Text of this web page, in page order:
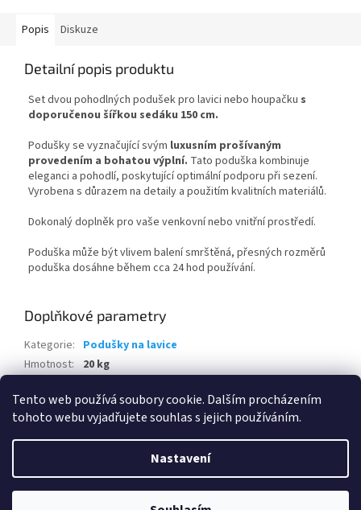
Tento web používá soubory cookie. Dalším procházením
tohoto webu vyjadřujete souhlas s jejich používáním.
Nastavení
Popis Diskuze
Detailní popis produktu
Set dvou pohodlných podušek pro lavici nebo houpačku s
doporučenou šířkou sedáku 150 cm.
Podušky se vyznačující svým luxusním prošívaným
provedením a bohatou výplní. Tato poduška kombinuje
eleganci a pohodlí, poskytující optimální podporu při sezení.
Vyrobena s důrazem na detaily a použitím kvalitních materiálů.
Dokonalý doplněk pro vaše venkovní nebo vnitřní prostředí.
Poduška může být vlivem balení smrštěná, přesných rozměrů
poduška dosáhne během cca 24 hod používání.
Doplňkové parametry
Kategorie: Podušky na lavice
Hmotnost: 20 kg
Vytvořil Shoptet